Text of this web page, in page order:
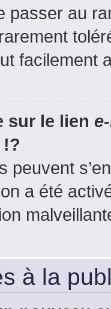
passer au
facilement
sur le lien
!?
peuvent
a été
à la